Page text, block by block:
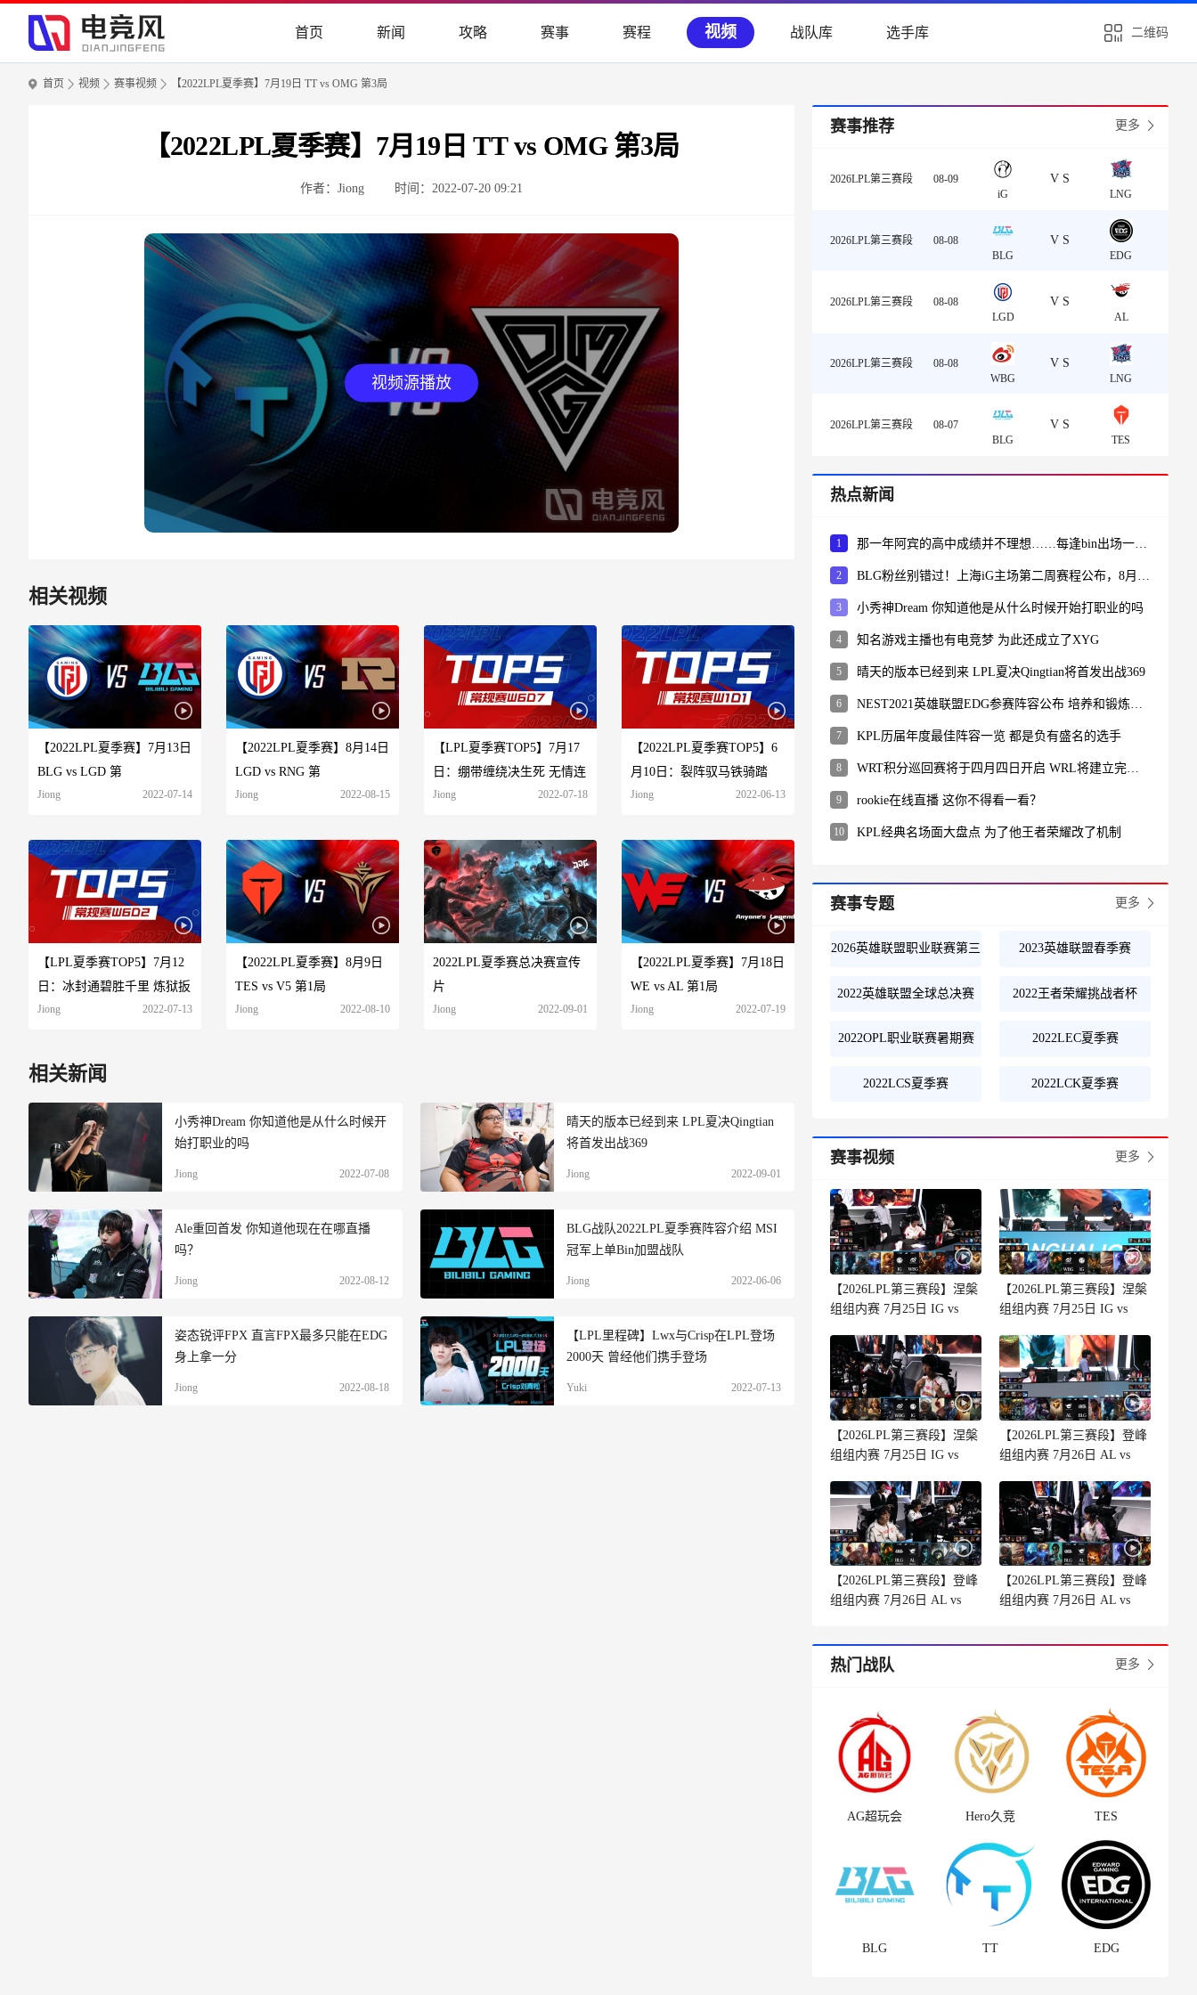
首页 新闻 攻略 赛事 赛程 视频 战队库 选手库 二维码
首页 视频 赛事视频 【2022LPL夏季赛】7月19日 TT vs OMG 第3局
赛事推荐 更多
2026LPL第三赛段
08-09
iG
VS
LNG
2026LPL第三赛段
08-08
BLG
VS
EDG
2026LPL第三赛段
08-08
LGD
VS
AL
2026LPL第三赛段
08-08
WBG
VS
LNG
2026LPL第三赛段
08-07
BLG
VS
TES
热点新闻
1 那一年阿宾的高中成绩并不理想……每逢bin出场一定会有这个弹幕！
2 BLG粉丝别错过！上海iG主场第二周赛程公布，8月1日迎来JDG焦点战
3 小秀神Dream 你知道他是从什么时候开始打职业的吗
4 知名游戏主播也有电竞梦 为此还成立了XYG
5 晴天的版本已经到来 LPL夏决Qingtian将首发出战369
6 NEST2021英雄联盟EDG参赛阵容公布 培养和锻炼新人
7 KPL历届年度最佳阵容一览 都是负有盛名的选手
8 WRT积分巡回赛将于四月四日开启 WRL将建立完善的升降级机制
9 rookie在线直播 这你不得看一看？
10 KPL经典名场面大盘点 为了他王者荣耀改了机制
赛事专题 更多
2026英雄联盟职业联赛第三
赛段
2023英雄联盟春季赛
2022英雄联盟全球总决赛 2022王者荣耀挑战者杯
2022OPL职业联赛暑期赛 2022LEC夏季赛
2022LCS夏季赛 2022LCK夏季赛
赛事视频 更多
【2026LPL第三赛段】涅槃
组组内赛 7月25日 IG vs
【2026LPL第三赛段】涅槃
组组内赛 7月25日 IG vs
【2026LPL第三赛段】涅槃
组组内赛 7月25日 IG vs
【2026LPL第三赛段】登峰
组组内赛 7月26日 AL vs
【2026LPL第三赛段】登峰
组组内赛 7月26日 AL vs
【2026LPL第三赛段】登峰
组组内赛 7月26日 AL vs
热门战队 更多
AG超玩会 Hero久竞 TES
BLG TT EDG
【2022LPL夏季赛】7月19日 TT vs OMG 第3局
作者：Jiong 时间：2022-07-20 09:21
视频源播放
相关视频
【2022LPL夏季赛】7月13日
BLG vs LGD 第
Jiong 2022-07-14
【2022LPL夏季赛】8月14日
LGD vs RNG 第
Jiong 2022-08-15
【LPL夏季赛TOP5】7月17
日：绷带缠绕决生死 无情连
打
Jiong 2022-07-18
【2022LPL夏季赛TOP5】6
月10日：裂阵驭马铁骑踏
Jiong 2022-06-13
【LPL夏季赛TOP5】7月12
日：冰封通碧胜千里 炼狱扳
机
Jiong 2022-07-13
【2022LPL夏季赛】8月9日
TES vs V5 第1局
Jiong 2022-08-10
2022LPL夏季赛总决赛宣传
片
Jiong 2022-09-01
【2022LPL夏季赛】7月18日
WE vs AL 第1局
Jiong 2022-07-19
相关新闻
小秀神Dream 你知道他是从什么时候开
始打职业的吗
Jiong 2022-07-08
晴天的版本已经到来 LPL夏决Qingtian
将首发出战369
Jiong 2022-09-01
Ale重回首发 你知道他现在在哪直播
吗？
Jiong 2022-08-12
BLG战队2022LPL夏季赛阵容介绍 MSI
冠军上单Bin加盟战队
Jiong 2022-06-06
姿态锐评FPX 直言FPX最多只能在EDG
身上拿一分
Jiong 2022-08-18
【LPL里程碑】Lwx与Crisp在LPL登场
2000天 曾经他们携手登场
Yuki 2022-07-13